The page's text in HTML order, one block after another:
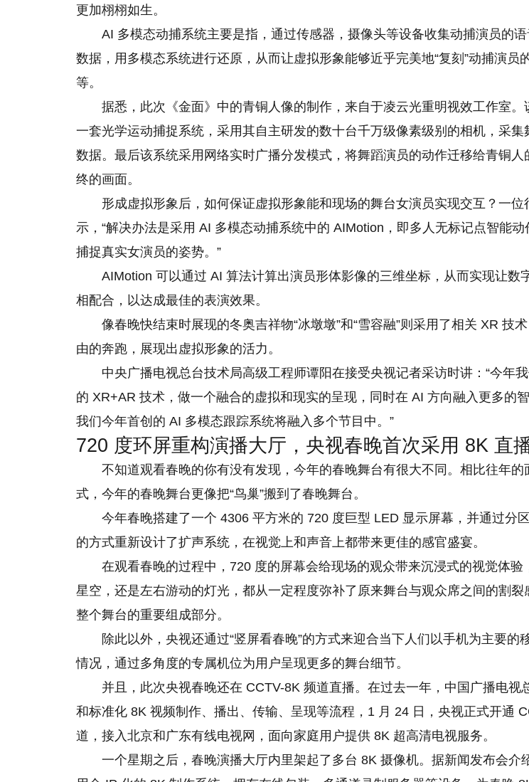
更加栩栩如生。
AI 多模态动捕系统主要是指，通过传感器，摄像头等设备收集动捕演员的
数据，用多模态系统进行还原，从而让虚拟形象能够近乎完美地“复刻”动捕演员
等。
据悉，此次《金面》中的青铜人像的制作，来自于凌云光重明视效工作室。
一套光学运动捕捉系统，采用其自主研发的数十台千万级像素级别的相机，采集
数据。最后该系统采用网络实时广播分发模式，将舞蹈演员的动作迁移给青铜人
终的画面。
形成虚拟形象后，如何保证虚拟形象能和现场的舞台女演员实现交互？一位
示，“解决办法是采用 AI 多模态动捕系统中的 AIMotion，即多人无标记点智能
捕捉真实女演员的姿势。”
AIMotion 可以通过 AI 算法计算出演员形体影像的三维坐标，从而实现让数
相配合，以达成最佳的表演效果。
像春晚快结束时展现的冬奥吉祥物“冰墩墩”和“雪容融”则采用了相关 XR 技
由的奔跑，展现出虚拟形象的活力。
中央广播电视总台技术局高级工程师谭阳在接受央视记者采访时讲：“今年
的 XR+AR 技术，做一个融合的虚拟和现实的呈现，同时在 AI 方向融入更多的
我们今年首创的 AI 多模态跟踪系统将融入多个节目中。”
720 度环屏重构演播大厅，央视春晚首次采用 8K 直
不知道观看春晚的你有没有发现，今年的春晚舞台有很大不同。相比往年的
式，今年的春晚舞台更像把“鸟巢”搬到了春晚舞台。
今年春晚搭建了一个 4306 平方米的 720 度巨型 LED 显示屏幕，并通过分
的方式重新设计了扩声系统，在视觉上和声音上都带来更佳的感官盛宴。
在观看春晚的过程中，720 度的屏幕会给现场的观众带来沉浸式的视觉体验
星空，还是左右游动的灯光，都从一定程度弥补了原来舞台与观众席之间的割裂
整个舞台的重要组成部分。
除此以外，央视还通过“竖屏看春晚”的方式来迎合当下人们以手机为主要的
情况，通过多角度的专属机位为用户呈现更多的舞台细节。
并且，此次央视春晚还在 CCTV-8K 频道直播。在过去一年，中国广播电视
和标准化 8K 视频制作、播出、传输、呈现等流程，1 月 24 日，央视正式开通
道，接入北京和广东有线电视网，面向家庭用户提供 8K 超高清电视服务。
一个星期之后，春晚演播大厅内里架起了多台 8K 摄像机。据新闻发布会介